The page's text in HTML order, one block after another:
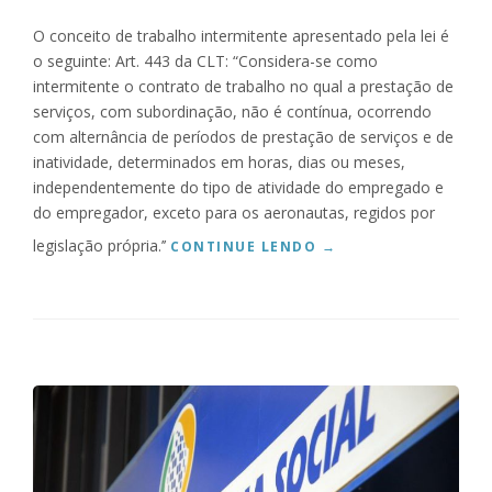
E
2
0
1
8
”
R
E
V
I
D
Ê
N
I
A
V
A
S
R
O conceito de trabalho intermitente apresentado pela lei é
o seguinte: Art. 443 da CLT: “Considera-se como
intermitente o contrato de trabalho no qual a prestação de
serviços, com subordinação, não é contínua, ocorrendo
com alternância de períodos de prestação de serviços e de
inatividade, determinados em horas, dias ou meses,
independentemente do tipo de atividade do empregado e
do empregador, exceto para os aeronautas, regidos por
legislação própria.’’ CONTINUE LENDO “
O
M
O
C
→